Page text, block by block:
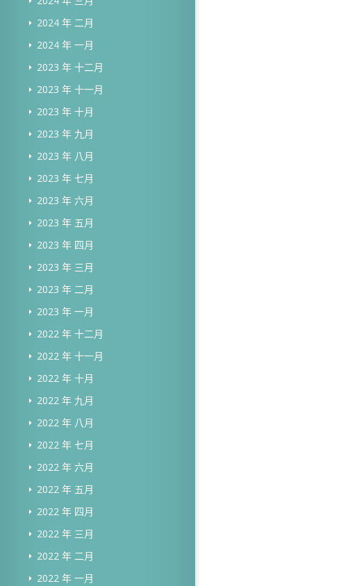
2024 年 二月
2024 年 一月
2023 年 十二月
2023 年 十一月
2023 年 十月
2023 年 九月
2023 年 八月
2023 年 七月
2023 年 六月
2023 年 五月
2023 年 四月
2023 年 三月
2023 年 二月
2023 年 一月
2022 年 十二月
2022 年 十一月
2022 年 十月
2022 年 九月
2022 年 八月
2022 年 七月
2022 年 六月
2022 年 五月
2022 年 四月
2022 年 三月
2022 年 二月
2022 年 一月